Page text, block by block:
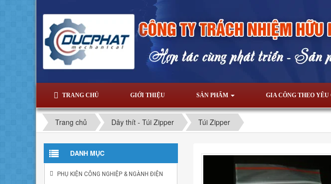
TRANG CHỦ GIỚI THIỆU SẢN PHẨM GIA CÔNG THEO YÊU
Trang chủ Dây thít - Túi Zipper Túi Zipper
DANH MỤC
PHỤ KIỆN CÔNG NGHIỆP & NGÀNH ĐIỆN